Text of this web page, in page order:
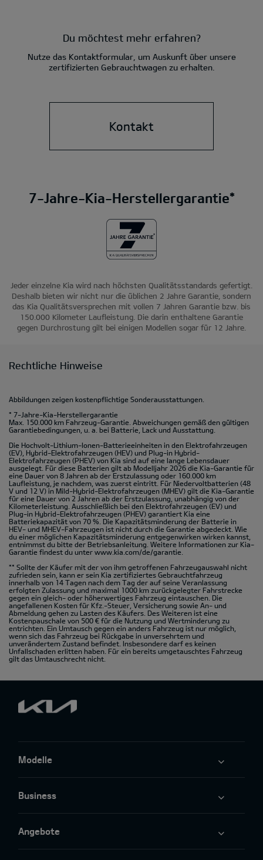
Du möchtest mehr erfahren?
Nutze das Kontaktformular, um Auskunft über unsere
zertifizierten Gebrauchtwagen zu erhalten.
Kontakt
7-Jahre-Kia-Herstellergarantie*
Jeder einzelne Kia wird nach höchsten Qualitätsstandards gefertigt.
Deshalb bieten wir nicht nur die üblichen 2 Jahre Garantie, sondern
das Kia Qualitätsversprechen mit vollen 7 Jahren Garantie bzw. bis
150.000 Kilometer Laufleistung. Die darin enthaltene Garantie
gegen Durchrostung gilt bei einigen Modellen sogar für 12 Jahre.
Rechtliche Hinweise
Abbildungen zeigen kostenpflichtige Sonderausstattungen.
* 7-Jahre-Kia-Herstellergarantie
Max. 150.000 km Fahrzeug-Garantie. Abweichungen gemäß den gültigen
Garantiebedingungen, u. a. bei Batterie, Lack und Ausstattung.
Die Hochvolt-Lithium-Ionen-Batterieeinheiten in den Elektrofahrzeugen
(EV), Hybrid-Elektrofahrzeugen (HEV) und Plug-in Hybrid-
Elektrofahrzeugen (PHEV) von Kia sind auf eine lange Lebensdauer
ausgelegt. Für diese Batterien gilt ab Modelljahr 2026 die Kia-Garantie für
eine Dauer von 8 Jahren ab der Erstzulassung oder 160.000 km
Laufleistung, je nachdem, was zuerst eintritt. Für Niedervoltbatterien (48
V und 12 V) in Mild-Hybrid-Elektrofahrzeugen (MHEV) gilt die Kia-Garantie
für eine Dauer von 2 Jahren ab der Erstzulassung, unabhängig von der
Kilometerleistung. Ausschließlich bei den Elektrofahrzeugen (EV) und
Plug-in Hybrid-Elektrofahrzeugen (PHEV) garantiert Kia eine
Batteriekapazität von 70 %. Die Kapazitätsminderung der Batterie in
HEV- und MHEV-Fahrzeugen ist nicht durch die Garantie abgedeckt. Wie
du einer möglichen Kapazitätsminderung entgegenwirken wirken kannst,
entnimmst du bitte der Betriebsanleitung. Weitere Informationen zur Kia-
Garantie findest du unter www.kia.com/de/garantie.
** Sollte der Käufer mit der von ihm getroffenen Fahrzeugauswahl nicht
zufrieden sein, kann er sein Kia zertifiziertes Gebrauchtfahrzeug
innerhalb von 14 Tagen nach dem Tag der auf seine Veranlassung
erfolgten Zulassung und maximal 1000 km zurückgelegter Fahrstrecke
gegen ein gleich- oder höherwertiges Fahrzeug eintauschen. Die
angefallenen Kosten für Kfz.-Steuer, Versicherung sowie An- und
Abmeldung gehen zu Lasten des Käufers. Des Weiteren ist eine
Kostenpauschale von 500 € für die Nutzung und Wertminderung zu
entrichten. Ein Umtausch gegen ein anders Fahrzeug ist nur möglich,
wenn sich das Fahrzeug bei Rückgabe in unversehrtem und
unverändertem Zustand befindet. Insbesondere darf es keinen
Unfallschaden erlitten haben. Für ein bereits umgetauschtes Fahrzeug
gilt das Umtauschrecht nicht.
Modelle
Business
Angebote